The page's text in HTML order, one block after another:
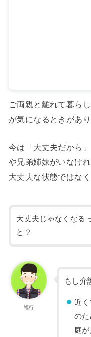
ご両親と離れて暮ら
が気になるときがあり
今は「大丈夫だから
や兄弟姉妹がいなけ
大丈夫な状態ではなく
大丈夫じゃなくなる
と？
福行
もし介
近
の
庭